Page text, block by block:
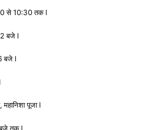
से 10:30 तक l
बजे l
बजे l
महानिशा पूजा l
तक l